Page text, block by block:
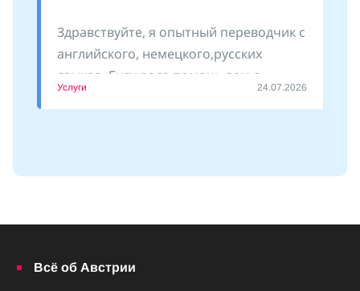
Здравствуйте, я опытный переводчик с
английского, немецкого,русских
языков. Буду рада помочь вам с
оформлением документов, сопровожу
Услуги 24.07.2026
Всё об Австрии